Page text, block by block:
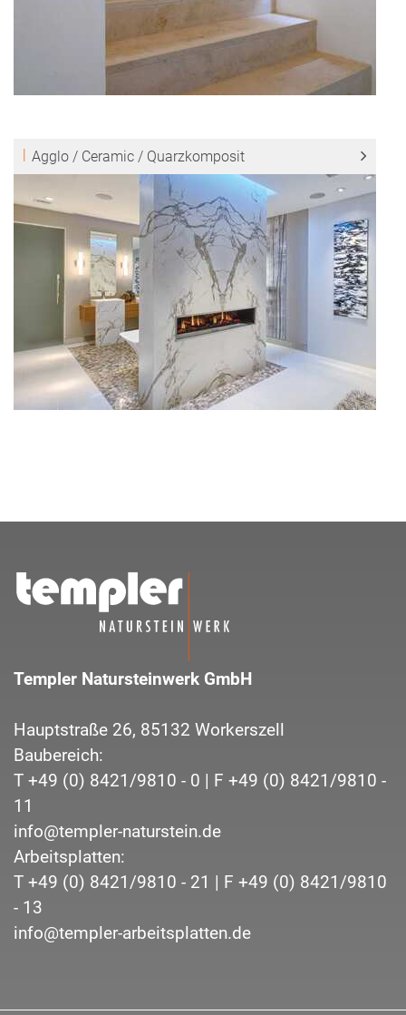
Agglo / Ceramic / Quarzkomposit
Templer Natursteinwerk GmbH
Hauptstraße 26, 85132 Workerszell
Baubereich:
T +49 (0) 8421/9810 - 0 | F +49 (0) 8421/9810 -
11
info@templer-naturstein.de
Arbeitsplatten:
T +49 (0) 8421/9810 - 21 | F +49 (0) 8421/9810
- 13
info@templer-arbeitsplatten.de